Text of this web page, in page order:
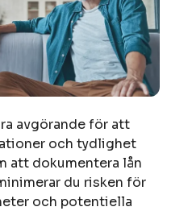
avgörande för att
och tydlighet
att dokumentera lån
du risken för
och potentiella